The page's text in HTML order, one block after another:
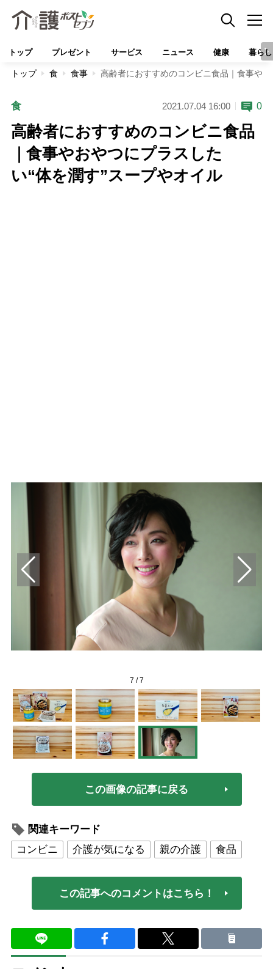
トップ プレゼント サービス ニュース 健康 暮らし
トップ 食 食事 高齢者におすすめのコンビニ食品｜食事や
食 2021.07.04 16:00 0
高齢者におすすめのコンビニ食品
｜食事やおやつにプラスした
い“体を潤す”スープやオイル
7 /7
この画像の記事に戻る
関連キーワード
コンビニ
介護が気になる 親の介護 食品
この記事へのコメントはこちら！